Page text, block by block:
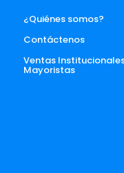
¿Quiénes somos?
Contáctenos
Ventas
Mayoristas